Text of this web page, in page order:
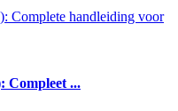
Compleet ...